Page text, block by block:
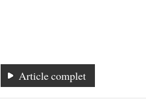
Article complet